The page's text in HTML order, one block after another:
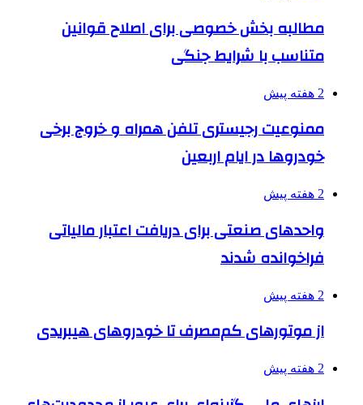
مطالبه بخش خصوصی برای اصلاح قوانین
متناسب با شرایط جنگی
2 هفته پیش
ممنوعیت رجیستری تلفن همراه و خروج برخی
خودروها در ایام اربعین
2 هفته پیش
واحدهای صنعتی برای دریافت اعتبار مالیاتی
فراخوانده شدند
2 هفته پیش
از موتورهای کم‌مصرف تا خودروهای هیبریدی
2 هفته پیش